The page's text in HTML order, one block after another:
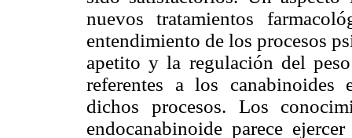
nuevos tratamientos
entendimiento de los procesos
apetito y la regulación del
referentes a los canabinoides
dichos procesos. Los
endocanabinoide parece